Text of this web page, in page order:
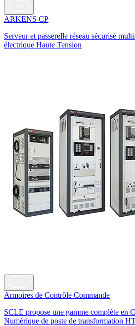
ARKENS CP
Serveur et passerelle réseau sécurisé
électrique Haute Tension
Armoires de Contrôle Commande
SCLE propose une gamme complète en
Numérique de poste de transformation